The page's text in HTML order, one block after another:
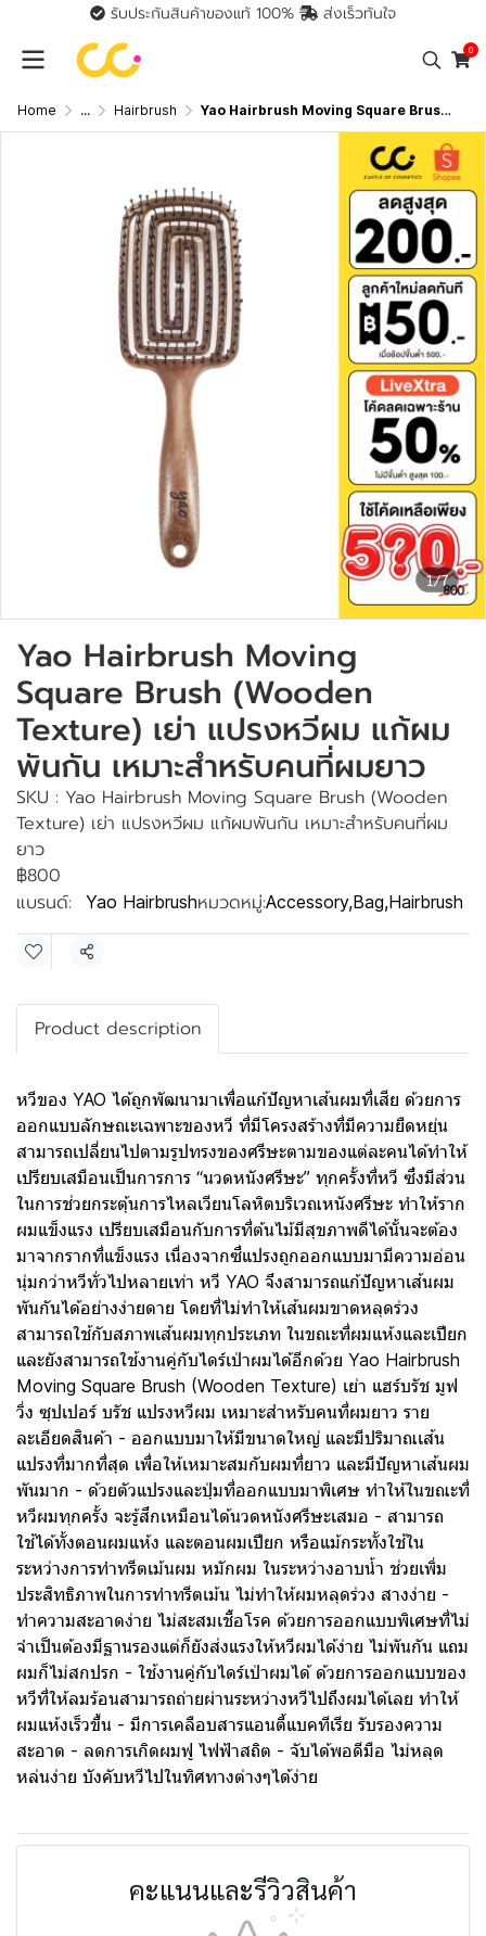
รับประกันสินค้าของแท้ 100% ส่งเร็วทันใจ
0
Home ... Hairbrush Yao Hairbrush Moving Square Brush (Wooden Texture) เย่า แปรงหวีผม แก้ผมพันกัน เหมาะสำหรับคนที่ผมยาว
1/7
Yao Hairbrush Moving
Square Brush (Wooden
Texture) เย่า แปรงหวีผม แก้ผม
พันกัน เหมาะสำหรับคนที่ผมยาว
SKU : Yao Hairbrush Moving Square Brush (Wooden
Texture) เย่า แปรงหวีผม แก้ผมพันกัน เหมาะสำหรับคนที่ผม
ยาว
฿800
แบรนด์:
Yao Hairbrushหมวดหมู่:Accessory,Bag,Hairbrush
แชร์
Product description
หวีของ YAO ได้ถูกพัฒนามาเพื่อแก้ปัญหาเส้นผมที่เสีย ด้วยการ
ออกแบบลักษณะเฉพาะของหวี ที่มีโครงสร้างที่มีความยืดหยุ่น
สามารถเปลี่ยนไปตามรูปทรงของศรีษะตามของแต่ละคนได้ทำให้
เปรียบเสมือนเป็นการการ “นวดหนังศรีษะ” ทุกครั้งที่หวี ซึ่งมีส่วน
ในการช่วยกระตุ้นการไหลเวียนโลหิตบริเวณหนังศรีษะ ทำให้ราก
ผมแข็งแรง เปรียบเสมือนกับการที่ต้นไม้มีสุขภาพดีได้นั้นจะต้อง
มาจากรากที่แข็งแรง เนื่องจากซี่แปรงถูกออกแบบมามีความอ่อน
นุ่มกว่าหวีทั่วไปหลายเท่า หวี YAO จึงสามารถแก้ปัญหาเส้นผม
พันกันได้อย่างง่ายดาย โดยที่ไม่ทำให้เส้นผมขาดหลุดร่วง
สามารถใช้กับสภาพเส้นผมทุกประเภท ในขณะที่ผมแห้งและเปียก
และยังสามารถใช้งานคู่กับไดร์เป่าผมได้อีกด้วย Yao Hairbrush
Moving Square Brush (Wooden Texture) เย่า แฮร์บรัช มูฟ
วิ่ง ซุปเปอร์ บรัช แปรงหวีผม เหมาะสำหรับคนที่ผมยาว ราย
ละเอียดสินค้า - ออกแบบมาให้มีขนาดใหญ่ และมีปริมาณเส้น
แปรงที่มากที่สุด เพื่อให้เหมาะสมกับผมที่ยาว และมีปัญหาเส้นผม
พันมาก - ด้วยตัวแปรงและปุ่มที่ออกแบบมาพิเศษ ทำให้ในขณะที่
หวีผมทุกครั้ง จะรู้สึกเหมือนได้นวดหนังศรีษะเสมอ - สามารถ
ใช้ได้ทั้งตอนผมแห้ง และตอนผมเปียก หรือแม้กระทั้งใช้ใน
ระหว่างการทำทรีตเม้นผม หมักผม ในระหว่างอาบน้ำ ช่วยเพิ่ม
ประสิทธิภาพในการทำทรีตเม้น ไม่ทำให้ผมหลุดร่วง สางง่าย -
ทำความสะอาดง่าย ไม่สะสมเชื้อโรค ด้วยการออกแบบพิเศษที่ไม่
จำเป็นต้องมีฐานรองแต่ก็ยังส่งแรงให้หวีผมได้ง่าย ไม่พันกัน แถม
ผมก็ไม่สกปรก - ใช้งานคู่กับไดร์เป่าผมได้ ด้วยการออกแบบของ
หวีที่ให้ลมร้อนสามารถถ่ายผ่านระหว่างหวีไปถึงผมได้เลย ทำให้
ผมแห้งเร็วขึ้น - มีการเคลือบสารแอนตี้แบคทีเรีย รับรองความ
สะอาด - ลดการเกิดผมฟู ไฟฟ้าสถิต - จับได้พอดีมือ ไม่หลุด
หล่นง่าย บังคับหวีไปในทิศทางต่างๆได้ง่าย
คะแนนและรีวิวสินค้า